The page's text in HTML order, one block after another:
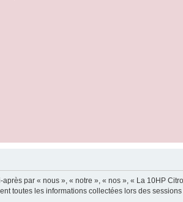
par « nous », « notre », « nos », « La 10HP
toutes les informations collectées lors des